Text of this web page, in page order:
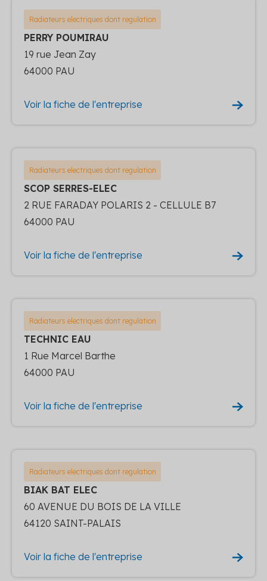
Radiateurs electriques dont regulation
PERRY POUMIRAU
19 rue Jean Zay
64000 PAU
Voir la fiche de l'entreprise
Radiateurs electriques dont regulation
SCOP SERRES-ELEC
2 RUE FARADAY POLARIS 2 - CELLULE B7
64000 PAU
Voir la fiche de l'entreprise
Radiateurs electriques dont regulation
TECHNIC EAU
1 Rue Marcel Barthe
64000 PAU
Voir la fiche de l'entreprise
Radiateurs electriques dont regulation
BIAK BAT ELEC
60 AVENUE DU BOIS DE LA VILLE
64120 SAINT-PALAIS
Voir la fiche de l'entreprise